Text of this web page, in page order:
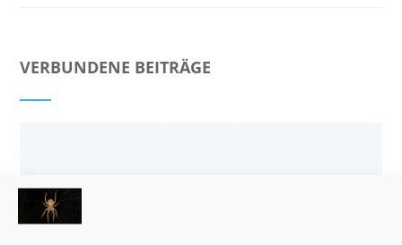
VERBUNDENE BEITRÄGE